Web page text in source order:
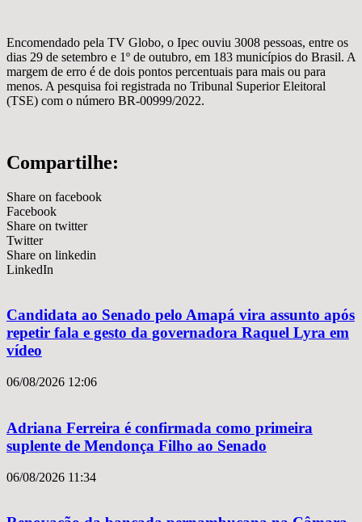
Encomendado pela TV Globo, o Ipec ouviu 3008 pessoas, entre os
dias 29 de setembro e 1º de outubro, em 183 municípios do Brasil. A
margem de erro é de dois pontos percentuais para mais ou para
menos. A pesquisa foi registrada no Tribunal Superior Eleitoral
(TSE) com o número BR-00999/2022.
Compartilhe:
Share on facebook
Facebook
Share on twitter
Twitter
Share on linkedin
LinkedIn
Candidata ao Senado pelo Amapá vira assunto após
repetir fala e gesto da governadora Raquel Lyra em
vídeo
06/08/2026 12:06
Adriana Ferreira é confirmada como primeira
suplente de Mendonça Filho ao Senado
06/08/2026 11:34